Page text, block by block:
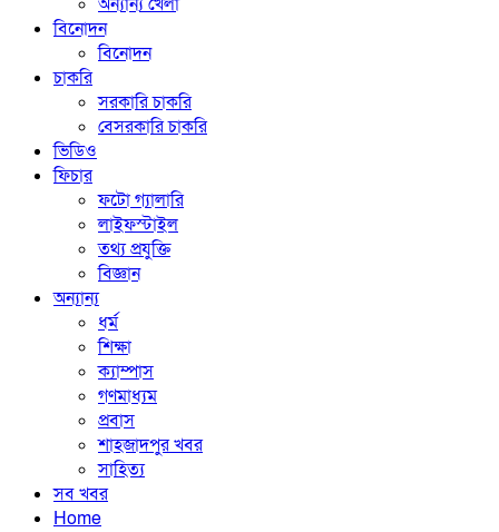
বিনোদন
বিনোদন
চাকরি
সরকারি চাকরি
বেসরকারি চাকরি
ভিডিও
ফিচার
ফটো গ্যালারি
লাইফস্টাইল
তথ্য প্রযুক্তি
বিজ্ঞান
অন্যান্য
ধর্ম
শিক্ষা
ক্যাম্পাস
গণমাধ্যম
প্রবাস
শাহজাদপুর খবর
সাহিত্য
সব খবর
Home